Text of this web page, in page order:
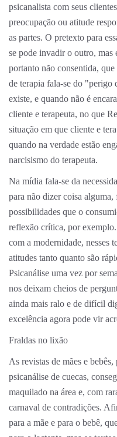
psicanalista com seus
preocupação ou atitude
as partes. O pretexto para
se pode invadir o outro, mas
portanto não consentida, que
de terapia fala-se do "perigo
existe, e quando não é
cliente e terapeuta, no que
situação em que cliente e
quando na verdade estão
narcisismo do terapeuta.
Na mídia fala-se da
para não dizer coisa
possibilidades que o
reflexão crítica, por
com a modernidade, nesses
atitudes tanto quanto são
Psicanálise uma vez por
nos deixam cheios de
ainda mais ralo e de difícil
excelência agora pode vir
Fraldas no lixão
As revistas de mães e
psicanálise de cuecas,
maquilado na área e, com
carnaval de contradições.
para a mãe e para o bebê,